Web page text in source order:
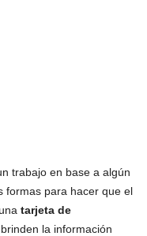
trabajo en base a algún
formas para hacer que el
tarjeta de
la información